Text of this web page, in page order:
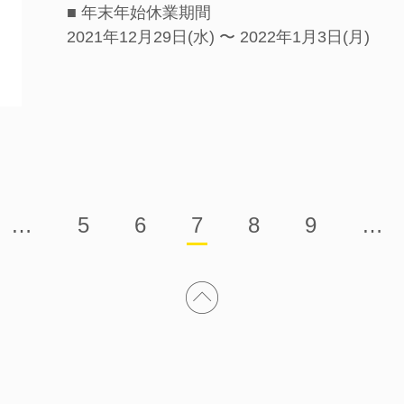
■ 年末年始休業期間
2021年12月29日(水) 〜 2022年1月3日(月)
… 5 6 7 8 9 …